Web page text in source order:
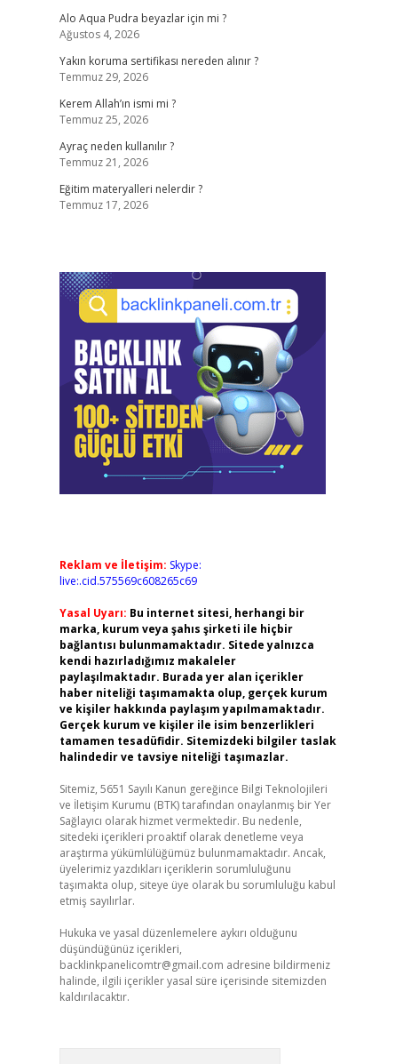
Alo Aqua Pudra beyazlar için mi ?
Ağustos 4, 2026
Yakın koruma sertifikası nereden alınır ?
Temmuz 29, 2026
Kerem Allah’ın ismi mi ?
Temmuz 25, 2026
Ayraç neden kullanılır ?
Temmuz 21, 2026
Eğitim materyalleri nelerdir ?
Temmuz 17, 2026
Reklam ve İletişim: Skype:
live:.cid.575569c608265c69
Yasal Uyarı: Bu internet sitesi, herhangi bir
marka, kurum veya şahıs şirketi ile hiçbir
bağlantısı bulunmamaktadır. Sitede yalnızca
kendi hazırladığımız makaleler
paylaşılmaktadır. Burada yer alan içerikler
haber niteliği taşımamakta olup, gerçek kurum
ve kişiler hakkında paylaşım yapılmamaktadır.
Gerçek kurum ve kişiler ile isim benzerlikleri
tamamen tesadüfidir. Sitemizdeki bilgiler taslak
halindedir ve tavsiye niteliği taşımazlar.
Sitemiz, 5651 Sayılı Kanun gereğince Bilgi Teknolojileri
ve İletişim Kurumu (BTK) tarafından onaylanmış bir Yer
Sağlayıcı olarak hizmet vermektedir. Bu nedenle,
sitedeki içerikleri proaktif olarak denetleme veya
araştırma yükümlülüğümüz bulunmamaktadır. Ancak,
üyelerimiz yazdıkları içeriklerin sorumluluğunu
taşımakta olup, siteye üye olarak bu sorumluluğu kabul
etmiş sayılırlar.
Hukuka ve yasal düzenlemelere aykırı olduğunu
düşündüğünüz içerikleri,
backlinkpanelicomtr@gmail.com adresine bildirmeniz
halinde, ilgili içerikler yasal süre içerisinde sitemizden
kaldırılacaktır.